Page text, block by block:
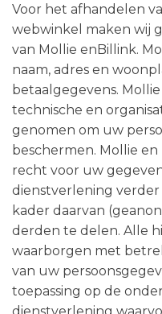
Voor het afhandelen
webwinkel maken wij
van Mollie enBillink.
naam, adres en
betaalgegevens.
technische en
genomen om uw
beschermen. Mollie
recht voor uw
dienstverlening
kader daarvan
derden te delen. Alle
waarborgen met
van uw
toepassing op de